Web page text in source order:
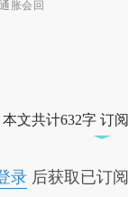
胀会回
对和校
本文共计632字 订
录后获取已订